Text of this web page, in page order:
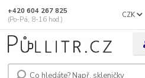
CZK
+420 604 267 825
(Po-Pá, 8-16 hod.)